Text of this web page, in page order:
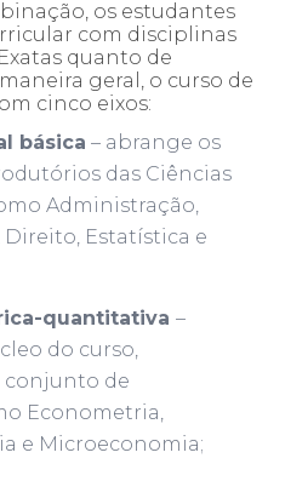
os estudantes
com disciplinas
quanto de
geral, o curso de
cinco eixos:
básica – abrange os
das Ciências
Administração,
Estatística e
quantitativa –
do curso,
conjunto de
Econometria,
e Microeconomia;